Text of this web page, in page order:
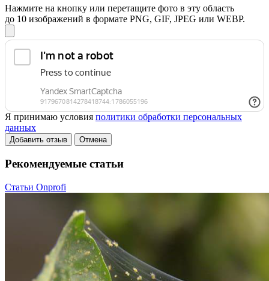
Нажмите на кнопку или перетащите фото в эту область
до 10 изображений в формате PNG, GIF, JPEG или WEBP.
Я принимаю условия политики обработки персональных
данных
Добавить отзыв Отмена
Рекомендуемые статьи
Статьи Onprofi